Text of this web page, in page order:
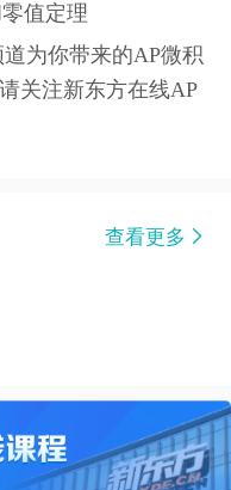
值定理
为你带来的AP微积
关注新东方在线AP
查看更多